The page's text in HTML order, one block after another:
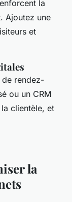
la
Ajoutez une
et
de rendez-
ou un CRM
clientèle, et
la